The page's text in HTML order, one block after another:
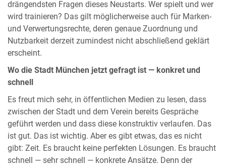
drängendsten Fragen dieses Neustarts. Wer spielt und wer
wird trainieren? Das gilt möglicherweise auch für Marken-
und Verwertungsrechte, deren genaue Zuordnung und
Nutzbarkeit derzeit zumindest nicht abschließend geklärt
erscheint.
Wo die Stadt München jetzt gefragt ist — konkret und
schnell
Es freut mich sehr, in öffentlichen Medien zu lesen, dass
zwischen der Stadt und dem Verein bereits Gespräche
geführt werden und dass diese konstruktiv verlaufen. Das
ist gut. Das ist wichtig. Aber es gibt etwas, das es nicht
gibt: Zeit. Es braucht keine perfekten Lösungen. Es braucht
schnell — sehr schnell — konkrete Ansätze. Denn der